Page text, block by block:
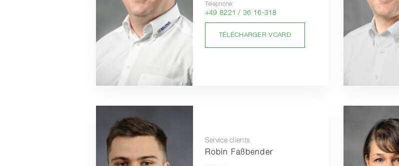
Téléphone:
+49 8221 / 36 16-318
TÉLÉCHARGER VCARD
Service clients
Robin Faßbender